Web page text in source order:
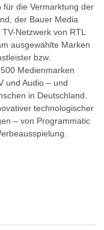
für die Vermarktung der
der Bauer Media
Netzwerk von RTL
ausgewählte Marken
bzw.
Medienmarken
und Audio – und
in Deutschland.
technologischer
– von Programmatic